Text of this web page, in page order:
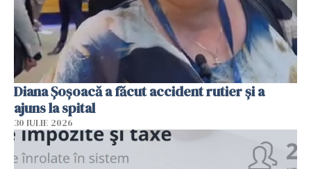
Diana Șoșoacă a făcut accident rutier și a
ajuns la spital
30 IULIE 2026